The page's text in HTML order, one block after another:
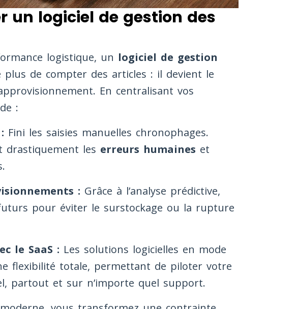
un logiciel de gestion des
logistique, un logiciel de gestion
plus de compter des articles : il devient le
En centralisant vos
:
Fini les saisies manuelles chronophages.
drastiquement les erreurs humaines et
: Grâce à l’analyse prédictive,
pour éviter le surstockage ou la rupture
le SaaS : Les solutions logicielles en mode
flexibilité totale, permettant de piloter votre
partout et sur n’importe quel support.